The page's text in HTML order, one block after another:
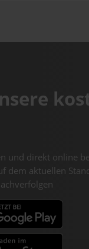
und direkt online
dem aktuellen